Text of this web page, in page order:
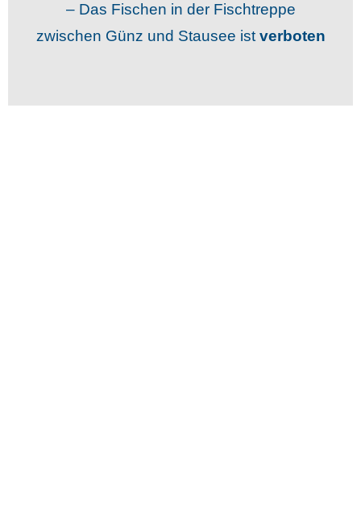
– Das Fischen in der Fischtreppe
zwischen Günz und Stausee istverboten